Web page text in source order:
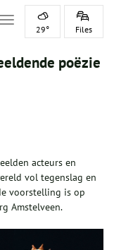
Toggle navigation
29° Files
poëzie
acteurs en
vol tegenslag en
voorstelling is op
Amstelveen.